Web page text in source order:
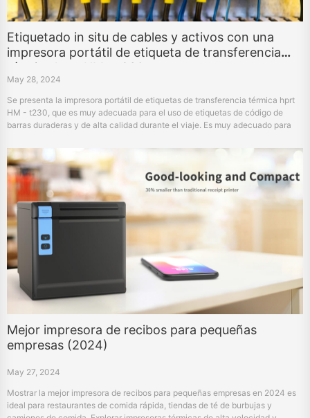
Etiquetado in situ de cables y activos con una
impresora portátil de etiqueta de transferencia
térmica hprt HM - t230
May 28, 2024
Se presenta la impresora portátil de etiquetas de transferencia térmica hprt
HM - t230, que es muy adecuada para el uso de etiquetas de código de
barras duraderas y de alta calidad durante el viaje. Es muy adecuado para
Mejor impresora de recibos para pequeñas
empresas (2024)
May 27, 2024
Mostrar la mejor impresora de recibos para pequeñas empresas en 2024 es
ideal para restaurantes de comida rápida, tiendas de té de burbujas y